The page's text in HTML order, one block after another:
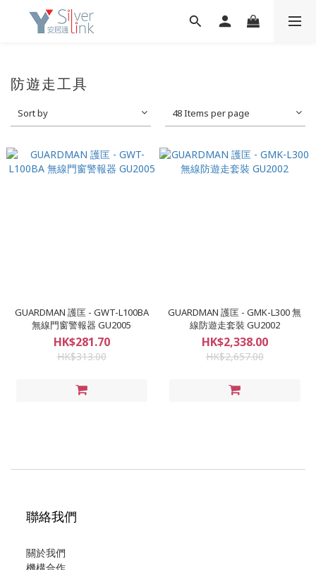
防遊走工具
Sort by 48 Items per page
GUARDMAN 護匡 - GWT-L100BA
無線門窗警報器 GU2005
HK$281.70
HK$313.00
GUARDMAN 護匡 - GMK-L300 無
線防遊走套裝 GU2002
HK$2,338.00
HK$2,657.00
聯絡我們
關於我們